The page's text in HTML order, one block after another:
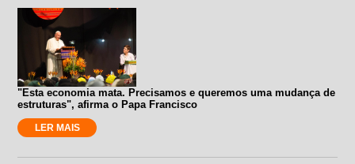
"Esta economia mata. Precisamos e queremos uma mudança de
estruturas", afirma o Papa Francisco
LER MAIS